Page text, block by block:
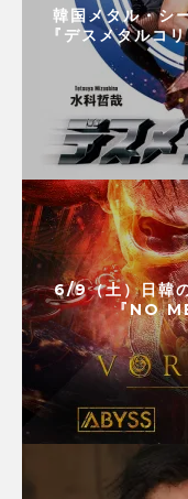
韓国メタル・シ
『デスメタルコ
6/9（土）日韓
『NO